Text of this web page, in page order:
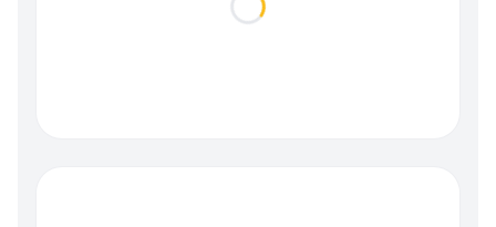
Loading...